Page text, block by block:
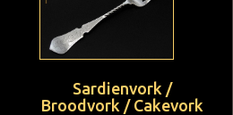
Sardienvork /
Broodvork / Cakevork